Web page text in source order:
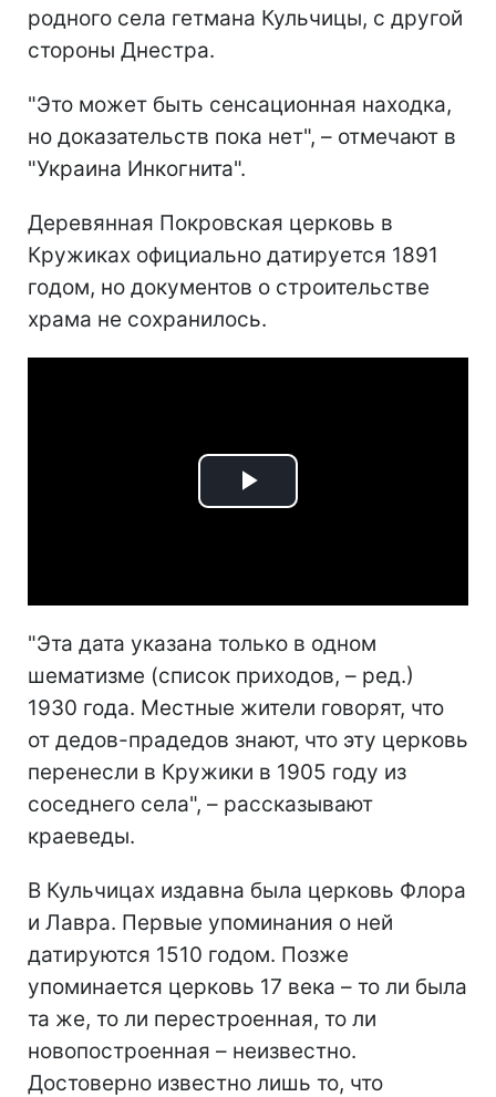
родного села гетмана Кульчицы, с другой
стороны Днестра.
"Это может быть сенсационная находка,
но доказательств пока нет", – отмечают в
"Украина Инкогнита".
Деревянная Покровская церковь в
Кружиках официально датируется 1891
годом, но документов о строительстве
храма не сохранилось.
Play
"Эта дата указана только в одном
шематизме (список приходов, – ред.)
1930 года. Местные жители говорят, что
от дедов-прадедов знают, что эту церковь
перенесли в Кружики в 1905 году из
соседнего села", – рассказывают
краеведы.
В Кульчицах издавна была церковь Флора
и Лавра. Первые упоминания о ней
датируются 1510 годом. Позже
упоминается церковь 17 века – то ли была
та же, то ли перестроенная, то ли
новопостроенная – неизвестно.
Достоверно известно лишь то, что